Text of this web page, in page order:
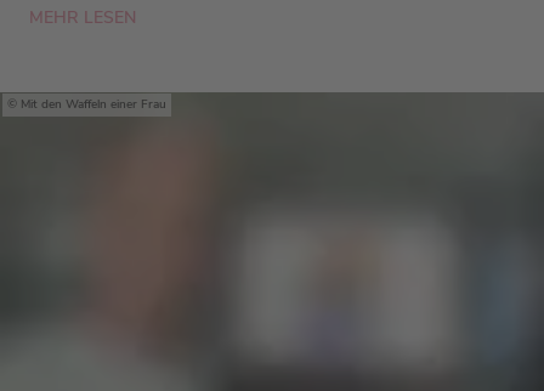
MEHR LESEN
Mit den Waffeln einer Frau